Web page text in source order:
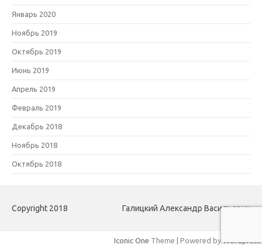
Январь 2020
Ноябрь 2019
Октябрь 2019
Июнь 2019
Апрель 2019
Февраль 2019
Декабрь 2018
Ноябрь 2018
Октябрь 2018
Copyright 2018 Галицкий Александр Васильевич
Iconic One Theme | Powered byWordpress